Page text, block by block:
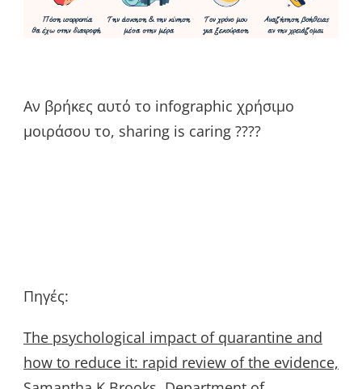
Αν βρήκες αυτό το infographic χρήσιμο
μοιράσου το, sharing is caring ????
Πηγές:
The psychological impact of quarantine and
how to reduce it: rapid review of the evidence,